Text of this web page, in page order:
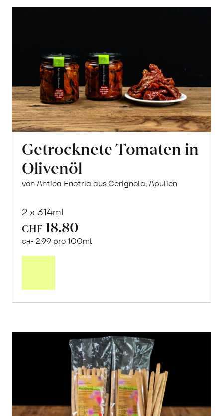
Getrocknete Tomaten in
Olivenöl
von Antica Enotria aus Cerignola, Apulien
2 x 314ml
CHF 18.80
CHF 2.99 pro 100ml